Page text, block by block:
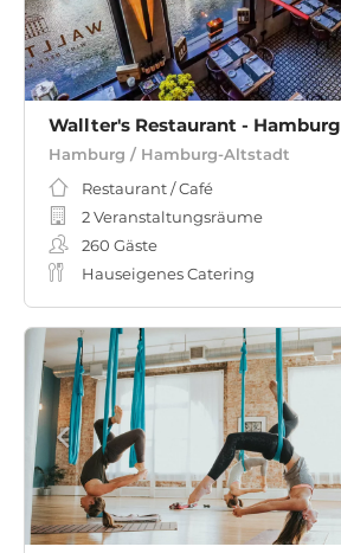
Wallter's Restaurant - Hamburg
Hamburg / Hamburg-Altstadt
Restaurant / Café
2 Veranstaltungsräume
260 Gäste
Hauseigenes Catering